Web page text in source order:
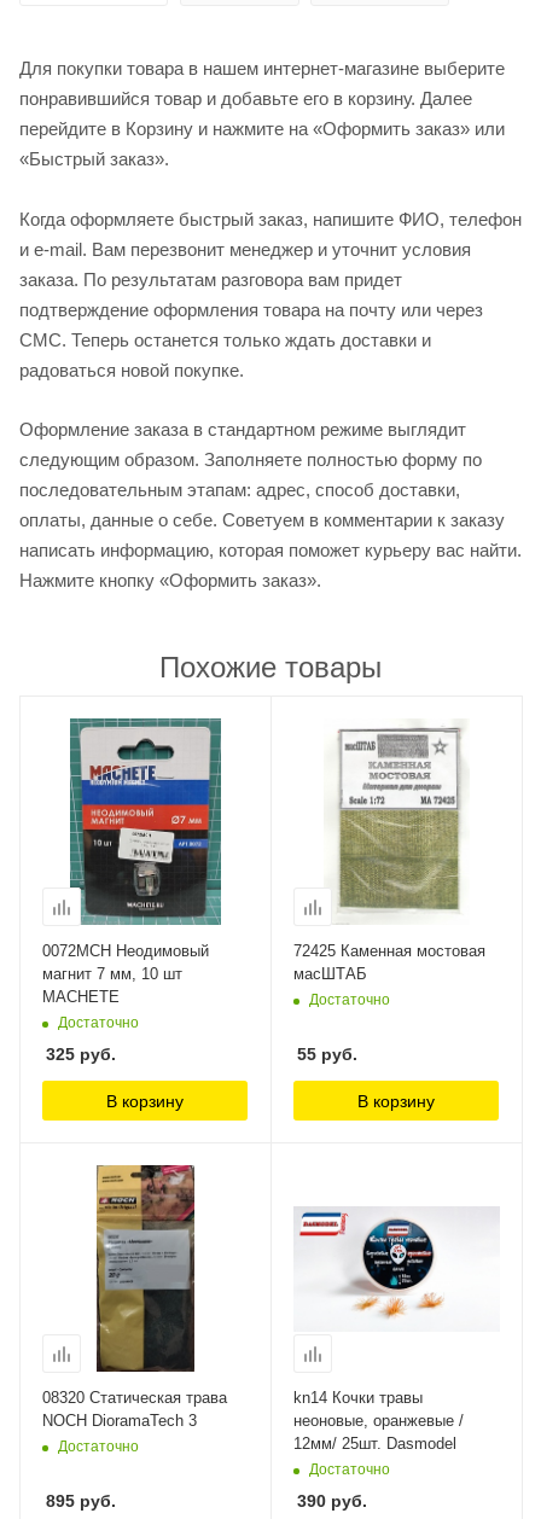
Для покупки товара в нашем интернет-магазине выберите
понравившийся товар и добавьте его в корзину. Далее
перейдите в Корзину и нажмите на «Оформить заказ» или
«Быстрый заказ».
Когда оформляете быстрый заказ, напишите ФИО, телефон
и e-mail. Вам перезвонит менеджер и уточнит условия
заказа. По результатам разговора вам придет
подтверждение оформления товара на почту или через
СМС. Теперь останется только ждать доставки и
радоваться новой покупке.
Оформление заказа в стандартном режиме выглядит
следующим образом. Заполняете полностью форму по
последовательным этапам: адрес, способ доставки,
оплаты, данные о себе. Советуем в комментарии к заказу
написать информацию, которая поможет курьеру вас найти.
Нажмите кнопку «Оформить заказ».
Похожие товары
0072MCH Неодимовый
магнит 7 мм, 10 шт
MACHETE
Достаточно
325 руб.
В корзину
72425 Каменная мостовая
масШТАБ
Достаточно
55 руб.
В корзину
08320 Статическая трава
NOCH DioramaTech 3
Достаточно
895 руб.
kn14 Кочки травы
неоновые, оранжевые /
12мм/ 25шт. Dasmodel
Достаточно
390 руб.